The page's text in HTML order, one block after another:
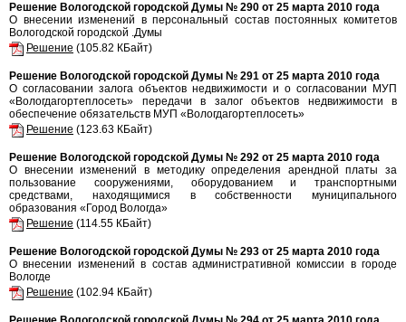
Решение Вологодской городской Думы № 290 от 25 марта 2010 года
О внесении изменений в персональный состав постоянных комитетов
Вологодской городской .Думы
Решение (105.82 КБайт)
Решение Вологодской городской Думы № 291 от 25 марта 2010 года
О согласовании залога объектов недвижимости и о согласовании МУП
«Вологдагортеплосеть» передачи в залог объектов недвижимости в
обеспечение обязательств МУП «Вологдагортеплосеть»
Решение (123.63 КБайт)
Решение Вологодской городской Думы № 292 от 25 марта 2010 года
О внесении изменений в методику определения арендной платы за
пользование сооружениями, оборудованием и транспортными
средствами, находящимися в собственности муниципального
образования «Город Вологда»
Решение (114.55 КБайт)
Решение Вологодской городской Думы № 293 от 25 марта 2010 года
О внесении изменений в состав административной комиссии в городе
Вологде
Решение (102.94 КБайт)